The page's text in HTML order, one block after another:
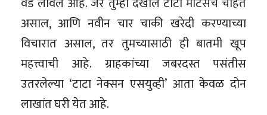
असाल, आणि नवीन चार चाकी खरेदी करण्याच्या
विचारात असाल, तर तुमच्यासाठी ही बातमी खूप
महत्त्वाची आहे. ग्राहकांच्या जबरदस्त पसंतीस
उतरलेल्या ‘टाटा नेक्सन एसयुव्ही’ आता केवळ दोन
लाखांत घरी येत आहे.